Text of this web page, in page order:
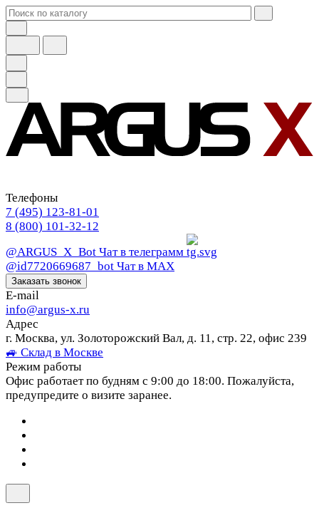
Телефоны
7 (495) 123-81-01
8 (800) 101-32-12
@ARGUS_X_Bot Чат в телеграмм
@id7720669687_bot Чат в МАХ
Заказать звонок
E-mail
info@argus-x.ru
Адрес
г. Москва, ул. Золоторожский Вал, д. 11, стр. 22, офис 239
🚙 Склад в Москве
Режим работы
Офис работает по будням с 9:00 до 18:00. Пожалуйста,
предупредите о визите заранее.